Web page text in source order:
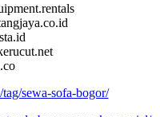
sewa-sofa-bogor/